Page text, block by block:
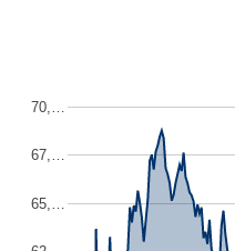
65,…
67,…
70,…